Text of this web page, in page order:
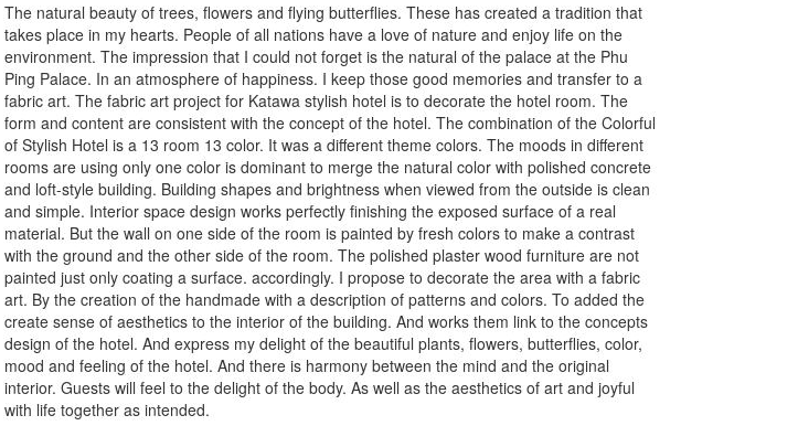
The natural beauty of trees, flowers and flying butterflies. These has created a tradition that
takes place in my hearts. People of all nations have a love of nature and enjoy life on the
environment. The impression that I could not forget is the natural of the palace at the Phu
Ping Palace. In an atmosphere of happiness. I keep those good memories and transfer to a
fabric art. The fabric art project for Katawa stylish hotel is to decorate the hotel room. The
form and content are consistent with the concept of the hotel. The combination of the Colorful
of Stylish Hotel is a 13 room 13 color. It was a different theme colors. The moods in different
rooms are using only one color is dominant to merge the natural color with polished concrete
and loft-style building. Building shapes and brightness when viewed from the outside is clean
and simple. Interior space design works perfectly finishing the exposed surface of a real
material. But the wall on one side of the room is painted by fresh colors to make a contrast
with the ground and the other side of the room. The polished plaster wood furniture are not
painted just only coating a surface. accordingly. I propose to decorate the area with a fabric
art. By the creation of the handmade with a description of patterns and colors. To added the
create sense of aesthetics to the interior of the building. And works them link to the concepts
design of the hotel. And express my delight of the beautiful plants, flowers, butterflies, color,
mood and feeling of the hotel. And there is harmony between the mind and the original
interior. Guests will feel to the delight of the body. As well as the aesthetics of art and joyful
with life together as intended.